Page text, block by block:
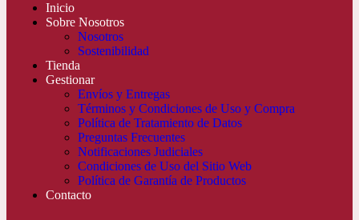
Inicio
Sobre Nosotros
Nosotros
Sostenibilidad
Tienda
Gestionar
Envíos y Entregas
Términos y Condiciones de Uso y Compra
Política de Tratamiento de Datos
Preguntas Frecuentes
Notificaciones Judiciales
Condiciones de Uso del Sitio Web
Política de Garantía de Productos
Contacto